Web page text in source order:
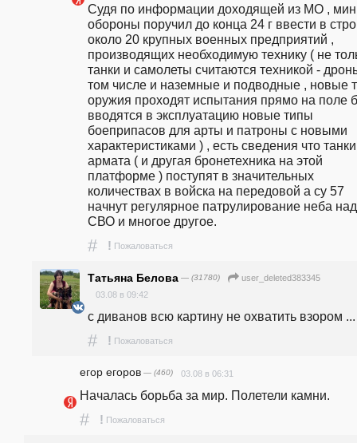
Судя по информации доходящей из МО ,
обороны поручил до конца 24 г ввести в
около 20 крупных военных предприятий ,
производящих необходимую технику ( не
танки и самолеты считаются техникой -
том числе и наземные и подводные , новые
оружия проходят испытания прямо на поле
вводятся в эксплуатацию новые типы
боеприпасов для арты и патроны с новыми
характеристиками ) , есть сведения что танки
армата ( и другая бронетехника на этой
платформе ) поступят в значительных
количествах в войска на передовой а су 57
начнут регулярное патрулирование неба над
СВО и многое другое.
# ! Пожаловаться
Татьяна Белова — (31780)
user_deleted383345
03.08 в 09:42
с диванов всю картину не охватить взором ...
# ! Пожаловаться
егор егоров — (460) 03.08 в 06:31
Началась борьба за мир. Полетели камни.
# ! Пожаловаться